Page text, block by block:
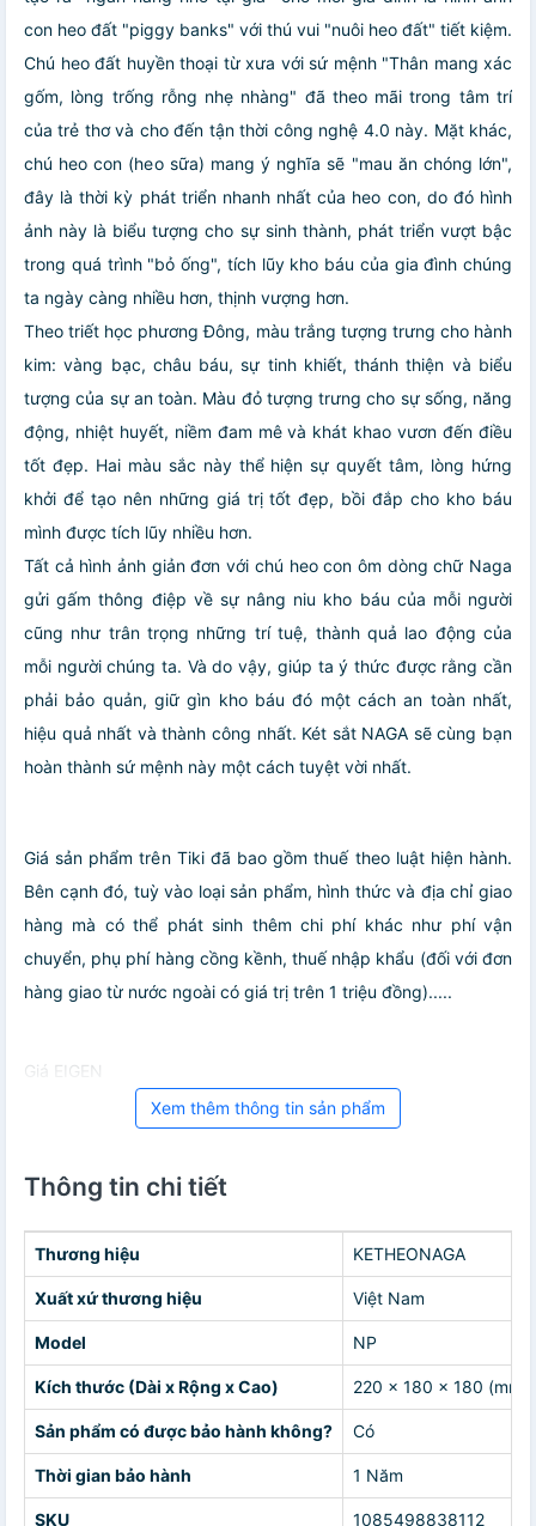
con heo đất "piggy banks" với thú vui "nuôi heo đất" tiết kiệm.
Chú heo đất huyền thoại từ xưa với sứ mệnh "Thân mang xác
gốm, lòng trống rỗng nhẹ nhàng" đã theo mãi trong tâm trí
của trẻ thơ và cho đến tận thời công nghệ 4.0 này. Mặt khác,
chú heo con (heo sữa) mang ý nghĩa sẽ "mau ăn chóng lớn",
đây là thời kỳ phát triển nhanh nhất của heo con, do đó hình
ảnh này là biểu tượng cho sự sinh thành, phát triển vượt bậc
trong quá trình "bỏ ống", tích lũy kho báu của gia đình chúng
ta ngày càng nhiều hơn, thịnh vượng hơn.
Theo triết học phương Đông, màu trắng tượng trưng cho hành
kim: vàng bạc, châu báu, sự tinh khiết, thánh thiện và biểu
tượng của sự an toàn. Màu đỏ tượng trưng cho sự sống, năng
động, nhiệt huyết, niềm đam mê và khát khao vươn đến điều
tốt đẹp. Hai màu sắc này thể hiện sự quyết tâm, lòng hứng
khởi để tạo nên những giá trị tốt đẹp, bồi đắp cho kho báu
mình được tích lũy nhiều hơn.
Tất cả hình ảnh giản đơn với chú heo con ôm dòng chữ Naga
gửi gấm thông điệp về sự nâng niu kho báu của mỗi người
cũng như trân trọng những trí tuệ, thành quả lao động của
mỗi người chúng ta. Và do vậy, giúp ta ý thức được rằng cần
phải bảo quản, giữ gìn kho báu đó một cách an toàn nhất,
hiệu quả nhất và thành công nhất. Két sắt NAGA sẽ cùng bạn
hoàn thành sứ mệnh này một cách tuyệt vời nhất.
Giá sản phẩm trên Tiki đã bao gồm thuế theo luật hiện hành.
Bên cạnh đó, tuỳ vào loại sản phẩm, hình thức và địa chỉ giao
hàng mà có thể phát sinh thêm chi phí khác như phí vận
chuyển, phụ phí hàng cồng kềnh, thuế nhập khẩu (đối với đơn
hàng giao từ nước ngoài có giá trị trên 1 triệu đồng).....
Giá EIGEN
Xem thêm thông tin sản phẩm
Thông tin chi tiết
Thương hiệu KETHEONAGA
Xuất xứ thương hiệu Việt Nam
Model NP
Kích thước (Dài x Rộng x Cao) 220 x 180 x 180 (mm)
Sản phẩm có được bảo hành không? Có
Thời gian bảo hành 1 Năm
SKU 1085498838112